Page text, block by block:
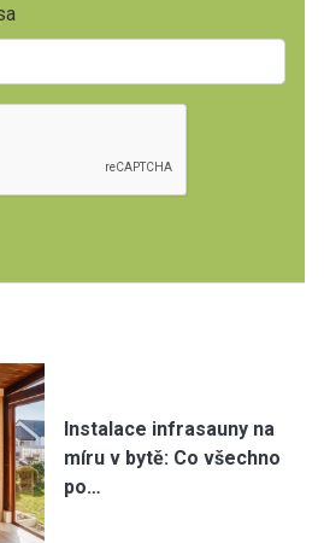
Instalace infrasauny na
míru v bytě: Co všechno
po…